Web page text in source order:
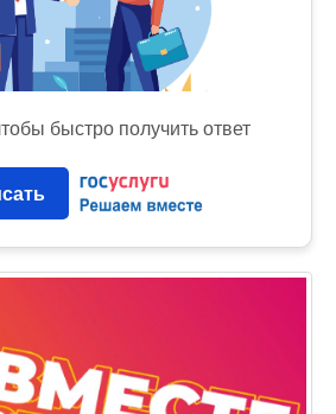
быстро получить ответ